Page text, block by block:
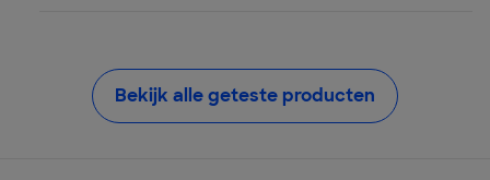
Bekijk alle geteste producten